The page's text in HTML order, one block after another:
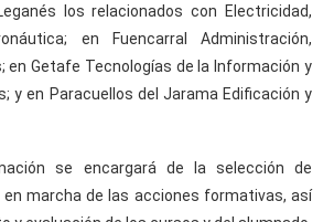
los relacionados con Electricidad,
en Fuencarral Administración,
en Getafe Tecnologías de la Información y
y en Paracuellos del Jarama Edificación y
se encargará de la selección de
marcha de las acciones formativas, así